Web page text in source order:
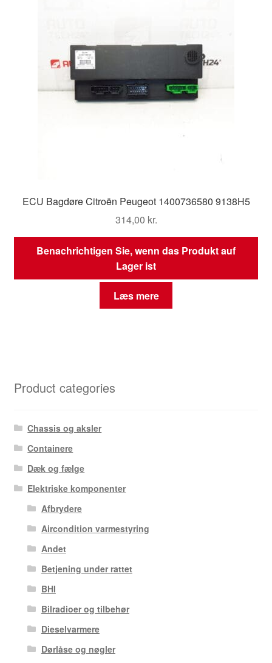
ECU Bagdøre Citroën Peugeot 1400736580 9138H5
314,00 kr.
Benachrichtigen Sie, wenn das Produkt auf
Lager ist
Læs mere
Product categories
Chassis og aksler
Containere
Dæk og fælge
Elektriske komponenter
Afbrydere
Aircondition varmestyring
Andet
Betjening under rattet
BHI
Bilradioer og tilbehør
Dieselvarmere
Dørlåse og nøgler